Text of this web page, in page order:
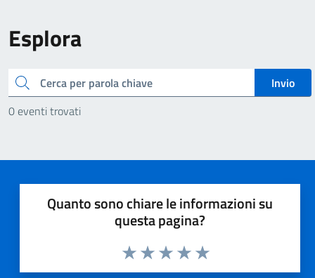
Esplora
Cerca
Invio
0 eventi trovati
Quanto sono chiare le informazioni su
questa pagina?
Valuta 5 stelle su 5
Valuta 4 stelle su 5
Valuta 3 stelle su 5
Valuta 2 stelle su 5
Valuta 1 stelle su 5